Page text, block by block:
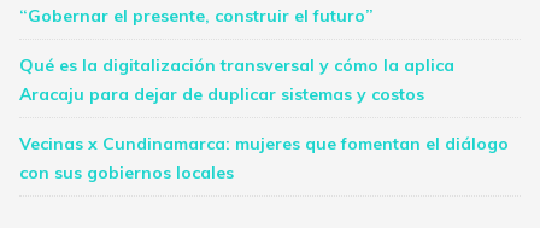
“Gobernar el presente, construir el futuro”
Qué es la digitalización transversal y cómo la aplica
Aracaju para dejar de duplicar sistemas y costos
Vecinas x Cundinamarca: mujeres que fomentan el diálogo
con sus gobiernos locales